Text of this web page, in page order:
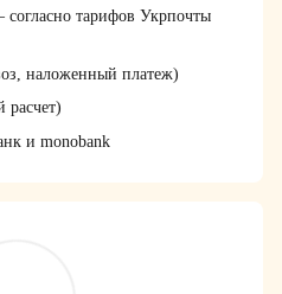
тарифов Укрпочты
наложенный платеж)
расчет)
и monobank